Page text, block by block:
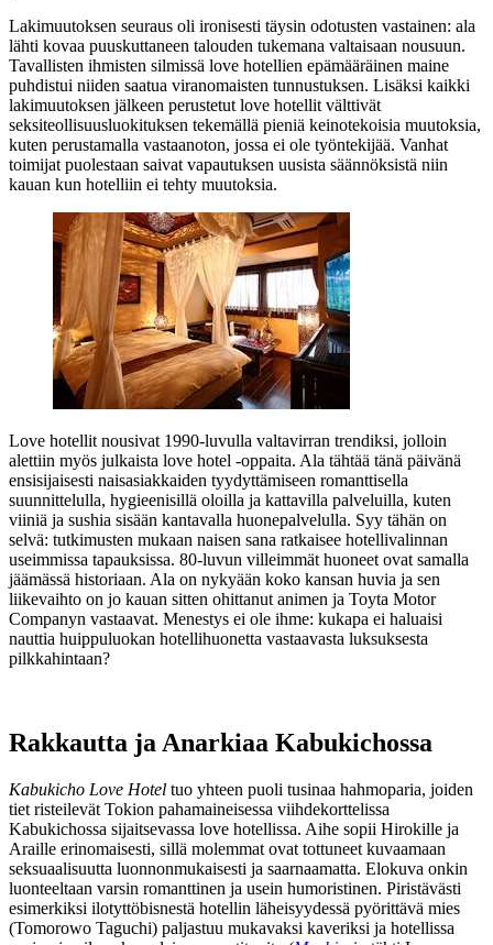
Lakimuutoksen seuraus oli ironisesti täysin odotusten vastainen: ala
lähti kovaa puuskuttaneen talouden tukemana valtaisaan nousuun.
Tavallisten ihmisten silmissä love hotellien epämääräinen maine
puhdistui niiden saatua viranomaisten tunnustuksen. Lisäksi kaikki
lakimuutoksen jälkeen perustetut love hotellit välttivät
seksiteollisuusluokituksen tekemällä pieniä keinotekoisia muutoksia,
kuten perustamalla vastaanoton, jossa ei ole työntekijää. Vanhat
toimijat puolestaan saivat vapautuksen uusista säännöksistä niin
kauan kun hotelliin ei tehty muutoksia.
Love hotellit nousivat 1990‑luvulla valtavirran trendiksi, jolloin
alettiin myös julkaista love hotel ‑oppaita. Ala tähtää tänä päivänä
ensisijaisesti naisasiakkaiden tyydyttämiseen romanttisella
suunnittelulla, hygieenisillä oloilla ja kattavilla palveluilla, kuten
viiniä ja sushia sisään kantavalla huonepalvelulla. Syy tähän on
selvä: tutkimusten mukaan naisen sana ratkaisee hotellivalinnan
useimmissa tapauksissa. 80‑luvun villeimmät huoneet ovat samalla
jäämässä historiaan. Ala on nykyään koko kansan huvia ja sen
liikevaihto on jo kauan sitten ohittanut animen ja Toyta Motor
Companyn vastaavat. Menestys ei ole ihme: kukapa ei haluaisi
nauttia huippuluokan hotellihuonetta vastaavasta luksuksesta
pilkkahintaan?
Rakkautta ja Anarkiaa Kabukichossa
Kabukicho Love Hotel tuo yhteen puoli tusinaa hahmoparia, joiden
tiet risteilevät Tokion pahamaineisessa viihdekorttelissa
Kabukichossa sijaitsevassa love hotellissa. Aihe sopii Hirokille ja
Araille erinomaisesti, sillä molemmat ovat tottuneet kuvaamaan
seksuaalisuutta luonnonmukaisesti ja saarnaamatta. Elokuva onkin
luonteeltaan varsin romanttinen ja usein humoristinen. Piristävästi
esimerkiksi ilotyttöbisnestä hotellin läheisyydessä pyörittävä mies
(Tomorowo Taguchi) paljastuu mukavaksi kaveriksi ja hotellissa